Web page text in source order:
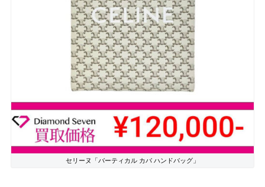
セリーヌ「バーティカル カバ ハンドバッグ」